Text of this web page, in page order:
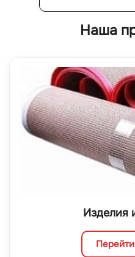
Наша
Изделия
Перейти